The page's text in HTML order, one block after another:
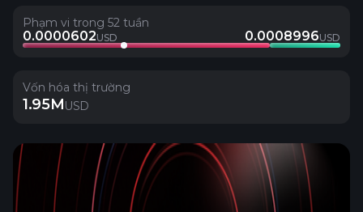
Phạm vi trong 52 tuần
0.0000602USD 0.0008996USD
Vốn hóa thị trường
1.95MUSD